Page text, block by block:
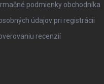
podmienky obchodníka
údajov pri registrácii
recenzií